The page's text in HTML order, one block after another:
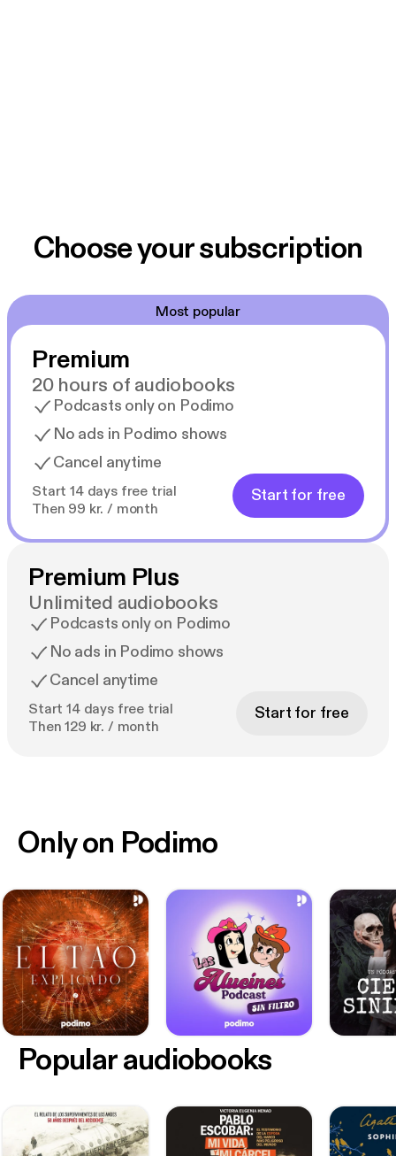
Choose your subscription
Most popular
Premium
20 hours of audiobooks
Podcasts only on Podimo
No ads in Podimo shows
Cancel anytime
Start 14 days free trial
Then 99 kr. / month
Start for free
Premium Plus
Unlimited audiobooks
Podcasts only on Podimo
No ads in Podimo shows
Cancel anytime
Start 14 days free trial
Then 129 kr. / month
Start for free
Only on Podimo
Popular audiobooks